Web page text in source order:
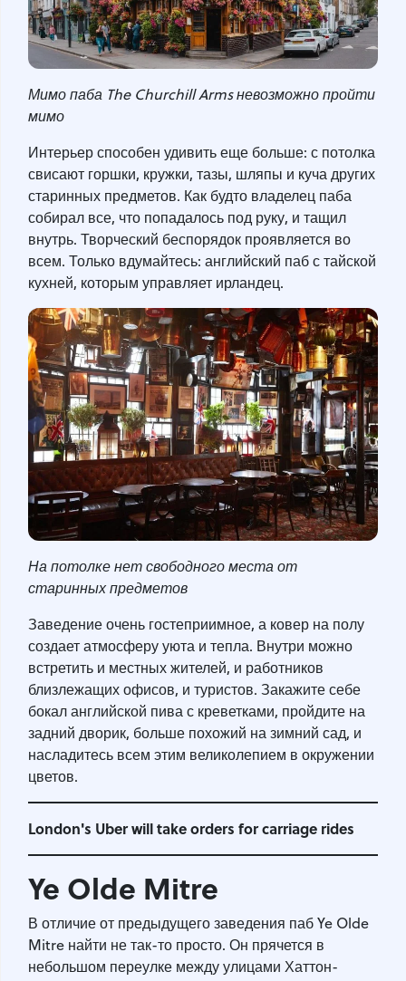
Мимо паба The Churchill Arms невозможно пройти
мимо
Интерьер способен удивить еще больше: с потолка
свисают горшки, кружки, тазы, шляпы и куча других
старинных предметов. Как будто владелец паба
собирал все, что попадалось под руку, и тащил
внутрь. Творческий беспорядок проявляется во
всем. Только вдумайтесь: английский паб с тайской
кухней, которым управляет ирландец.
На потолке нет свободного места от
старинных предметов
Заведение очень гостеприимное, а ковер на полу
создает атмосферу уюта и тепла. Внутри можно
встретить и местных жителей, и работников
близлежащих офисов, и туристов. Закажите себе
бокал английской пива с креветками, пройдите на
задний дворик, больше похожий на зимний сад, и
насладитесь всем этим великолепием в окружении
цветов.
London's Uber will take orders for carriage rides
Ye Olde Mitre
В отличие от предыдущего заведения паб Ye Olde
Mitre найти не так-то просто. Он прячется в
небольшом переулке между улицами Хаттон-